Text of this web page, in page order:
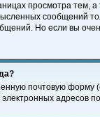
просмотра
сообщений
Но если вы
почтовую
адресов